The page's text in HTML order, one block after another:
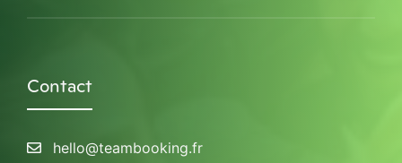
Contact
hello@teambooking.fr